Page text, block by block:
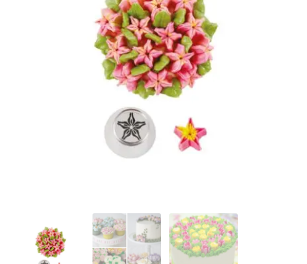
Ozdoby na tort weselny